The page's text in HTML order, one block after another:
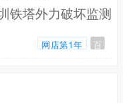
铁塔外力破坏监测
网店第1年 百